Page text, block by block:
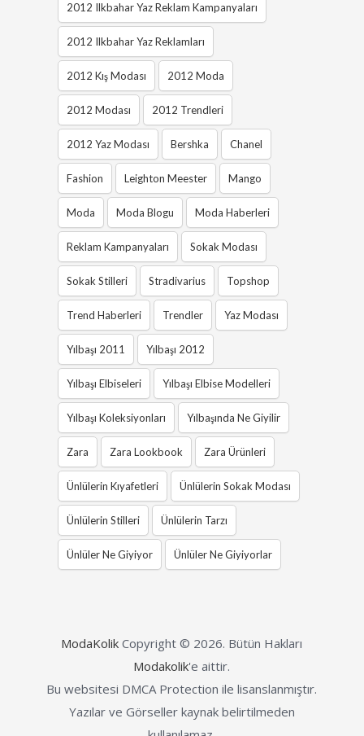
2012 Ilkbahar Yaz Reklam Kampanyaları
2012 Ilkbahar Yaz Reklamları
2012 Kış Modası 2012 Moda
2012 Modası 2012 Trendleri
2012 Yaz Modası Bershka Chanel
Fashion Leighton Meester Mango
Moda Moda Blogu Moda Haberleri
Reklam Kampanyaları Sokak Modası
Sokak Stilleri Stradivarius Topshop
Trend Haberleri Trendler Yaz Modası
Yılbaşı 2011 Yılbaşı 2012
Yılbaşı Elbiseleri Yılbaşı Elbise Modelleri
Yılbaşı Koleksiyonları Yılbaşında Ne Giyilir
Zara Zara Lookbook Zara Ürünleri
Ünlülerin Kıyafetleri Ünlülerin Sokak Modası
Ünlülerin Stilleri Ünlülerin Tarzı
Ünlüler Ne Giyiyor Ünlüler Ne Giyiyorlar
ModaKolik Copyright © 2026. Bütün Hakları
Modakolik'e aittir.
Bu websitesi DMCA Protection ile lisanslanmıştır.
Yazılar ve Görseller kaynak belirtilmeden